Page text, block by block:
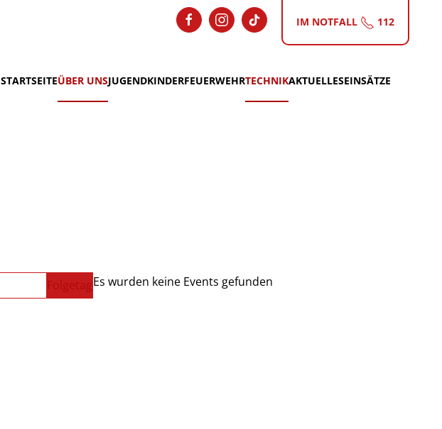
IM NOTFALL 112
STARTSEITEÜBER UNSJUGENDKINDERFEUERWEHRTECHNIKAKTUELLESEINSÄTZE
FolgetagEs wurden keine Events gefunden